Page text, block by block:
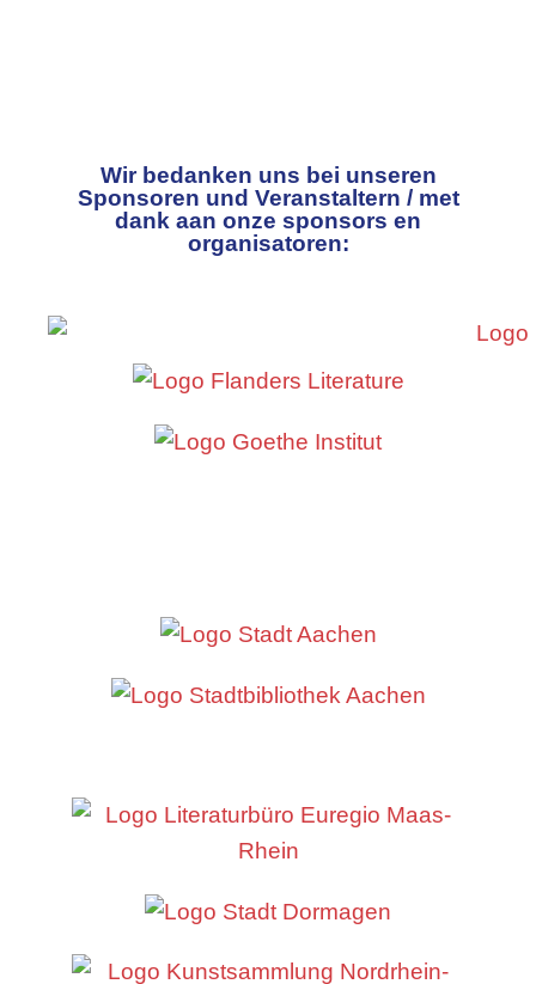
Wir bedanken uns bei unseren
Sponsoren und Veranstaltern / met
dank aan onze sponsors en
organisatoren: